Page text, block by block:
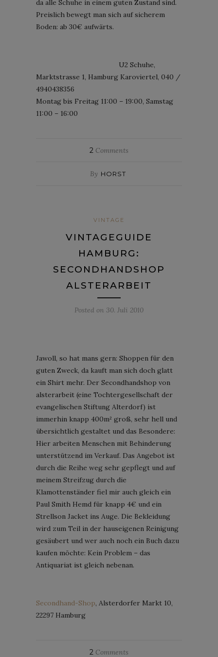
da alle Schuhe in einem guten Zustand sind.
Preislich bewegt man sich auf sicherem
Boden: ab 30€ aufwärts.
U2 Schuhe,
Marktstrasse 1, Hamburg Karoviertel, 040 /
4940438356
Montag bis Freitag 11:00 – 19:00, Samstag
11:00 – 16:00
2 Comments
By HORST
VINTAGE
VINTAGEGUIDE
HAMBURG:
SECONDHANDSHOP
ALSTERARBEIT
Posted on 30. Juli 2010
Jawoll, so hat mans gern: Shoppen für den
guten Zweck, da kauft man sich doch glatt
ein Shirt mehr. Der Secondhandshop von
alsterarbeit (eine Tochtergesellschaft der
evangelischen Stiftung Alterdorf) ist
immerhin knapp 400m² groß, sehr hell und
übersichtlich gestaltet und das Besondere:
Hier arbeiten Menschen mit Behinderung
unterstützend im Verkauf. Das Angebot ist
durch die Reihe weg sehr gepflegt und auf
meinem Streifzug durch die
Klamottenständer fiel mir auch gleich ein
Paul Smith Hemd für knapp 4€ und ein
Strellson Jacket ins Auge. Die Bekleidung
wird zum Teil in der hauseigenen Reinigung
gesäubert und wer auch noch ein Buch dazu
kaufen möchte: Kein Problem – das
Antiquariat ist gleich nebenan.
Secondhand-Shop, Alsterdorfer Markt 10,
22297 Hamburg
2 Comments